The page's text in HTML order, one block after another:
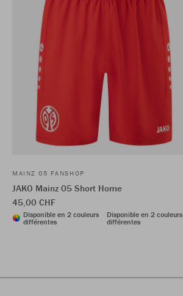
MAINZ 05 FANSHOP
JAKO Mainz 05 Short Home
45,00 CHF
Disponible en 2 couleurs
différentes
Disponible en 2 couleurs
différentes